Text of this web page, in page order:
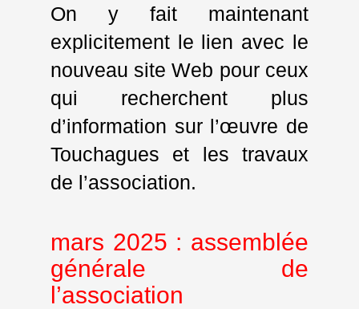
On y fait maintenant
explicitement le lien avec le
nouveau site Web pour ceux
qui recherchent plus
d’information sur l’œuvre de
Touchagues et les travaux
de l’association.
mars 2025 : assemblée
générale de
l’association